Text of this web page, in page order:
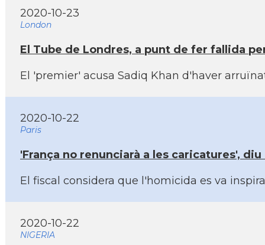
2020-10-23
London
El Tube de Londres, a punt de fer fallida
El 'premier' acusa Sadiq Khan d'haver
2020-10-22
Paris
'França no renunciarà a les caricatures',
El fiscal considera que l'homicida es va
2020-10-22
NIGERIA